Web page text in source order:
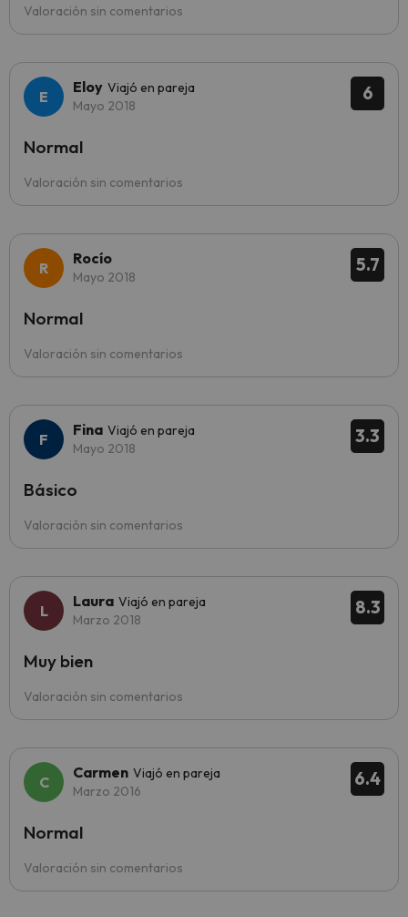
Valoración sin comentarios
6
Eloy Viajó en pareja
Mayo 2018
Valoración sin comentarios
Normal
5.7
Rocío
Mayo 2018
Valoración sin comentarios
Normal
3.3
Fina Viajó en pareja
Mayo 2018
Valoración sin comentarios
Básico
8.3
Laura Viajó en pareja
Marzo 2018
Valoración sin comentarios
Muy bien
6.4
Carmen Viajó en pareja
Marzo 2016
Valoración sin comentarios
Normal